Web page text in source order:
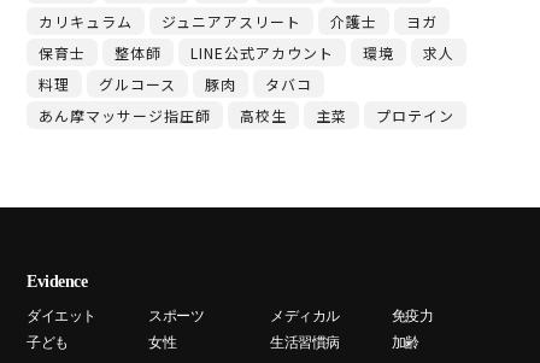
カリキュラム
ジュニアアスリート 介護士
ヨガ
保育士
整体師 LINE公式アカウント 環境
求人
料理
グルコース 豚肉
タバコ
あん摩マッサージ指圧師
高校生 主菜 プロテイン
Evidence
ダイエット スポーツ メディカル
免疫力
子ども
女性 生活習慣病 加齢